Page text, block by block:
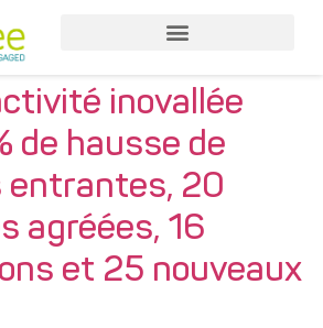
inovallée
de hausse de
entrantes, 20
agréées, 16
et 25 nouveaux